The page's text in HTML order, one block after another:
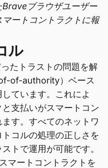
Braveブラウザユーザー
ートコントラクトに報
ル
たトラストの問題を解
of-authority）ベース
ています。これによ
支払いがスマートコン
す。すべてのネットワ
コルの処理の正しさを
トで運用が可能です。
マートコントラクトを